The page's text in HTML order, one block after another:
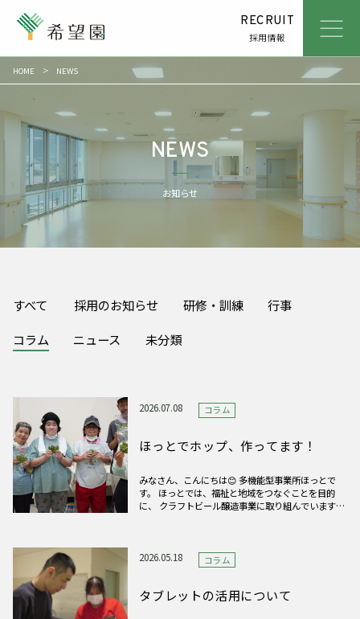
ABOUT 社会福祉法人希望園とは
SERVICE 私たちがしていること
NEWS お知らせ
ACCESS
CONTACT お問い合わせ
REPORT
PRIVACY POLICY プライバシーポリシー
RECRUIT
採用情報
HOME NEWS
NEWS
お知らせ
すべて 採用のお知らせ 研修・訓練
行事
コラム
ニュース 未分類
2026.07.08 コラム
ほっとでホップ、作ってます！
みなさん、こんにちは😊 多機能型事業所ほっとで
す。 ほっとでは、福祉と地域をつなぐことを目的
に、 クラフトビール醸造事業に取り組んでいます！
2026.05.18
コラム
タブレットの活用について